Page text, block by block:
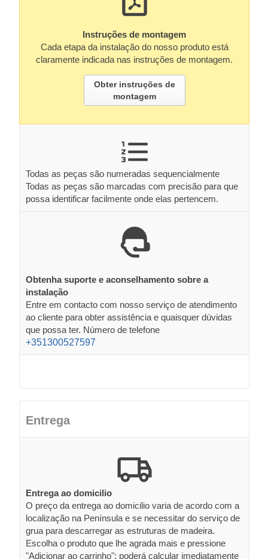
Instruções de montagem
Cada etapa da instalação do nosso produto está
claramente indicada nas instruções de montagem.
Obter instruções de
montagem
Todas as peças são numeradas sequencialmente
Todas as peças são marcadas com precisão para que
possa identificar facilmente onde elas pertencem.
Obtenha suporte e aconselhamento sobre a
instalação
Entre em contacto com nosso serviço de atendimento
ao cliente para obter assistência e quaisquer dúvidas
que possa ter. Número de telefone
+351300527597
Entrega
Entrega ao domicilio
O preço da entrega ao domicilio varia de acordo com a
localização na Península e se necessitar do serviço de
grua para descarregar as estruturas de madeira.
Escolha o produto que lhe agrada mais e pressione
"Adicionar ao carrinho": poderá calcular imediatamente